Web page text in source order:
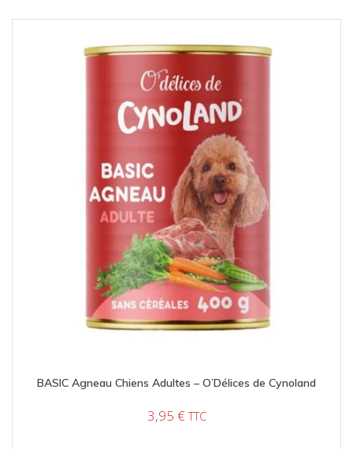
BASIC Agneau Chiens Adultes – O’Délices de Cynoland
3,95 € TTC